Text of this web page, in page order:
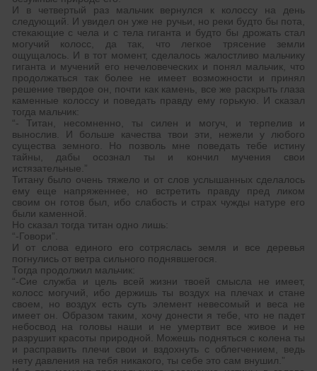
И в четвертый раз мальчик вернулся к колоссу на день
следующий. И увидел он уже не ручьи, но реки будто бы пота,
стекающие с чела и с тела гиганта и будто бы дрожать стал
могучий колосс, да так, что легкое трясение земли
ощущалось. И в тот момент, сделалось жалостливо мальчику
гиганта и мучений его нечеловеческих и понял мальчик, что
продолжаться так более не имеет возможности и принял
решение твердое он, почти как камень, все же раскрыть глаза
каменные колоссу и поведать правду ему горькую. И сказал
тогда мальчик:
“- Титан, несомненно, ты силен и могуч, и терпелив и
вынослив. И больше качества твои эти, нежели у любого
существа земного. Но позволь мне поведать тебе истину
тайны, дабы осознал ты и кончил мучения свои
истязательные.”
Титану было очень тяжело и от слов услышанных сделалось
ему еще напряженнее, но встретить правду пред ликом
своим он готов был, ибо слабость и страх чужды натуре его
были каменной.
Но сказал тогда титан одно лишь:
“-Говори”.
И от слова единого его сотряслась земля и все деревья
погнулись от ветра сильного поднявшегося.
Тогда продолжил мальчик:
“-Сие служба и цель всей жизни твоей смысла не имеет,
колосс могучий, ибо держишь ты воздух на плечах и стане
своем, но воздух есть суть элемент невесомый и веса не
имеет он. Образом таким, хочу донести я тебе, что не падет
небосвод на головы наши и не умертвит все живое и не
разрушит красоты природной. Можешь подняться с колена ты
и расправить плечи свои и вздохнуть с облегчением, ведь
нету давления на тебя никакого, ты себе это сам внушил.”